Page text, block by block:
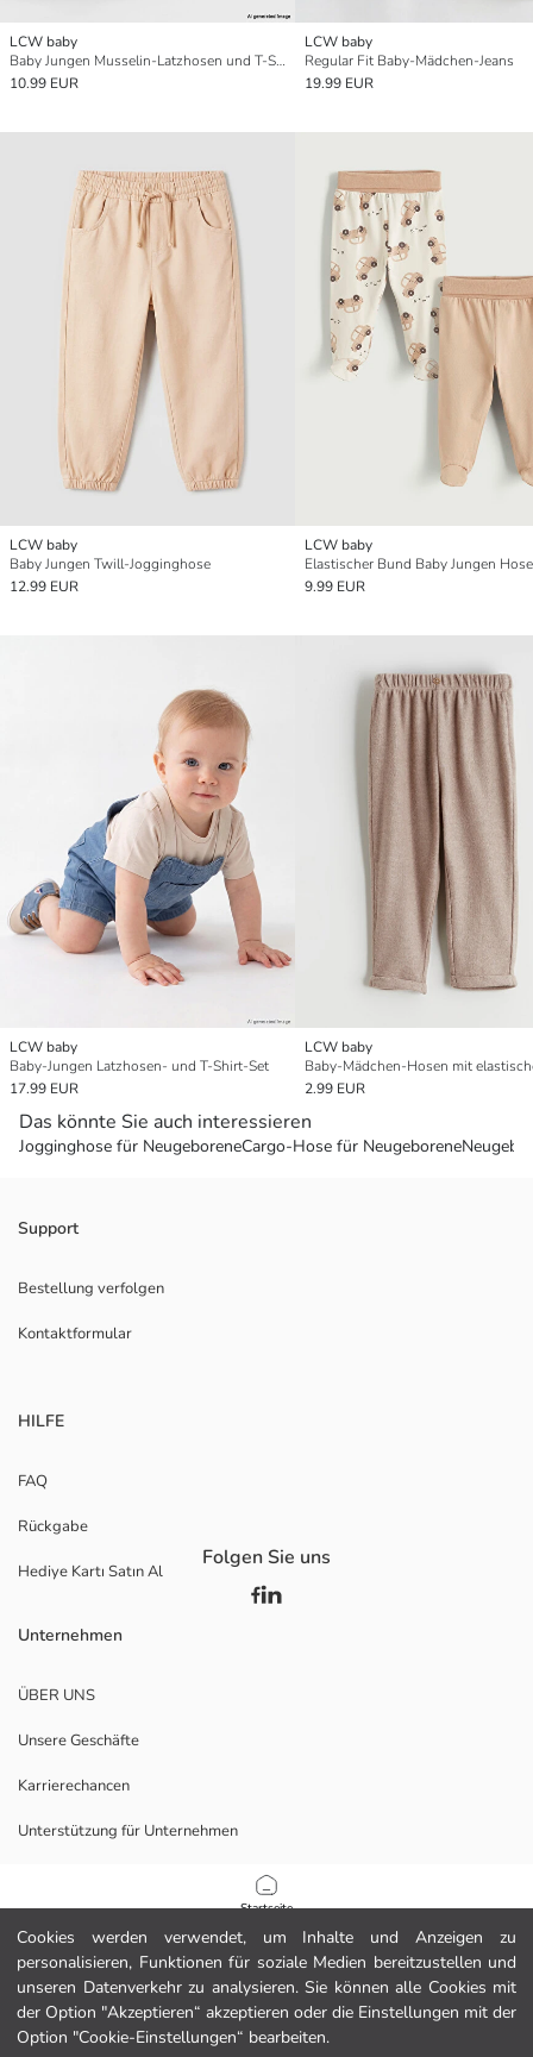
Cookies werden verwendet, um Inhalte und Anzeigen zu
personalisieren, Funktionen für soziale Medien bereitzustellen und
unseren Datenverkehr zu analysieren. Sie können alle Cookies mit
der Option "Akzeptieren“ akzeptieren oder die Einstellungen mit der
Option "Cookie-Einstellungen“ bearbeiten.
Startseite
Kategorien
Mein Warenkorb
LCW baby
Baby Jungen Musselin-Latzhosen und T-Shirt Set
10.99 EUR
LCW baby
Regular Fit Baby-Mädchen-Jeans
19.99 EUR
LCW baby
Baby Jungen Twill-Jogginghose
12.99 EUR
LCW baby
9.99 EUR
LCW baby
Baby-Jungen Latzhosen- und T-Shirt-Set
17.99 EUR
LCW baby
2.99 EUR
Das könnte Sie auch interessieren
Jogginghose für NeugeboreneCargo-Hose für Neugeborene
Support
Bestellung verfolgen
Kontaktformular
HILFE
FAQ
Rückgabe
Hediye Kartı Satın Al
Unternehmen
ÜBER UNS
Unsere Geschäfte
Karrierechancen
Unterstützung für Unternehmen
Datenschutzerklärung und Sicherheitspolitik
Nutzungsbedingungen
Laden Sie unsere App herunter.
Folgen Sie uns